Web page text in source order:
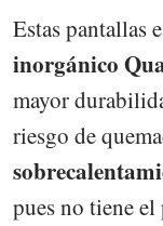
Estas pantallas
inorgánico
mayor
riesgo de
pues no tiene